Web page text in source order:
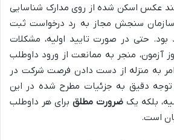
عکس اسکن شده از روی مدارک شناسایی
سازمان سنجش مجاز به رد درخواست ثبت
بود. حتی در صورت تایید اولیه، مشکلات
منجر به ممانعت از ورود داوطلب
به منزله از دست دادن فرصت شرکت در
توجه دقیق به جزئیات مطرح شده در این
بلکه یک ضرورت مطلق برای هر داوطلب
است.